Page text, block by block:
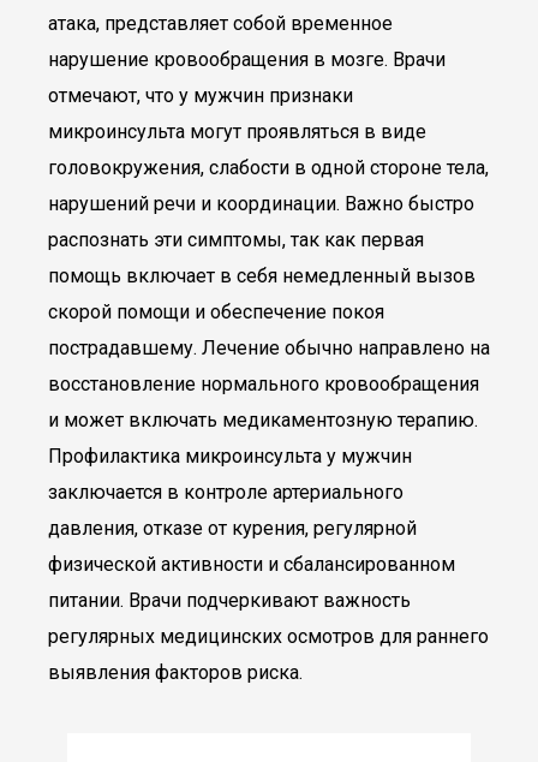
атака, представляет собой временное
нарушение кровообращения в мозге. Врачи
отмечают, что у мужчин признаки
микроинсульта могут проявляться в виде
головокружения, слабости в одной стороне тела,
нарушений речи и координации. Важно быстро
распознать эти симптомы, так как первая
помощь включает в себя немедленный вызов
скорой помощи и обеспечение покоя
пострадавшему. Лечение обычно направлено на
восстановление нормального кровообращения
и может включать медикаментозную терапию.
Профилактика микроинсульта у мужчин
заключается в контроле артериального
давления, отказе от курения, регулярной
физической активности и сбалансированном
питании. Врачи подчеркивают важность
регулярных медицинских осмотров для раннего
выявления факторов риска.